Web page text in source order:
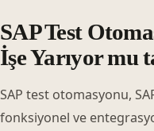
SAP Test
İşe Yarıyor mu
SAP test otomasyonu,
fonksiyonel ve